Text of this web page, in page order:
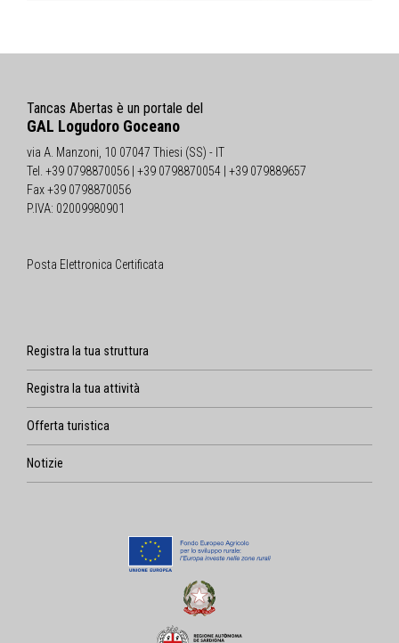
Tancas Abertas è un portale del
GAL Logudoro Goceano
via A. Manzoni, 10 07047 Thiesi (SS) - IT
Tel. +39 0798870056 | +39 0798870054 | +39 079889657
Fax +39 0798870056
P.IVA: 02009980901
Posta Elettronica Certificata
Registra la tua struttura
Registra la tua attività
Offerta turistica
Notizie